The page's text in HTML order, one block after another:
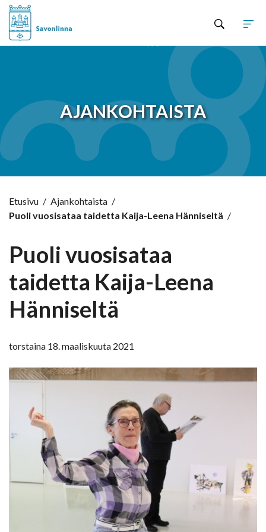
AJANKOHTAISTA
Etusivu / Ajankohtaista /
Puoli vuosisataa taidetta Kaija-Leena Hänniseltä /
Puoli vuosisataa
taidetta Kaija-Leena
Hänniseltä
torstaina 18. maaliskuuta 2021